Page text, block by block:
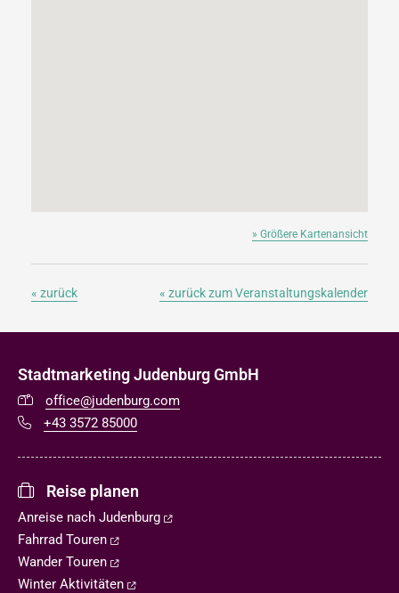
» Größere Kartenansicht
« zurück « zurück zum Veranstaltungskalender
Stadtmarketing Judenburg GmbH
office@judenburg.com
+43 3572 85000
Reise planen
Anreise nach Judenburg
Fahrrad Touren
Wander Touren
Winter Aktivitäten